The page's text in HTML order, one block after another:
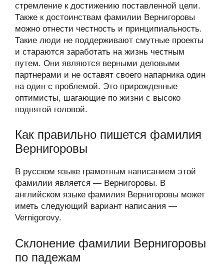
стремление к достижению поставленной цели.
Также к достоинствам фамилии Вернигоровы
можно отнести честность и принципиальность.
Такие люди не поддерживают смутные проекты
и стараются заработать на жизнь честным
путем. Они являются верными деловыми
партнерами и не оставят своего напарника один
на один с проблемой. Это прирожденные
оптимисты, шагающие по жизни с высоко
поднятой головой.
Как правильно пишется фамилия
Вернигоровы
В русском языке грамотным написанием этой
фамилии является — Вернигоровы. В
английском языке фамилия Вернигоровы может
иметь следующий вариант написания —
Vernigorovy.
Склонение фамилии Вернигоровы
по падежам